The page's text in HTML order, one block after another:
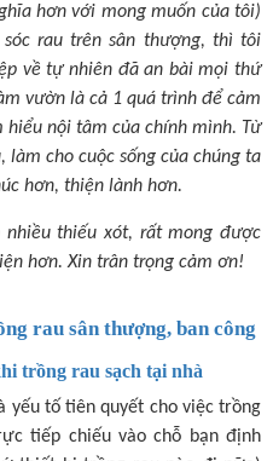
hơn với mong muốn của tôi)
rau trên sân thượng, thì tôi
về tự nhiên đã an bài mọi thứ
vườn là cả 1 quá trình để cảm
nội tâm của chính mình. Từ
cho cuộc sống của chúng ta
hơn, thiện lành hơn.
nhiều thiếu xót, rất mong được
hơn. Xin trân trọng cảm ơn!
rau sân thượng, ban công
trồng rau sạch tại nhà
yếu tố tiên quyết cho việc trồng
tiếp chiếu vào chỗ bạn định